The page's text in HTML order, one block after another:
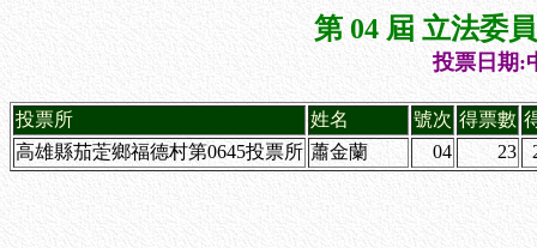
第 04 屆 立法委
投票日期:
投票所 姓名 號次 得票數
高雄縣茄萣鄉福德村第0645投票所 蕭金蘭 04 23